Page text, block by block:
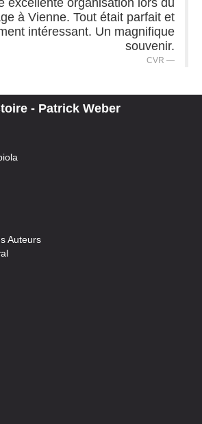
à Vienne. Tout était parfait et
intéressant. Un magnifique
souvenir.
CVR
- Patrick Weber
Auteurs